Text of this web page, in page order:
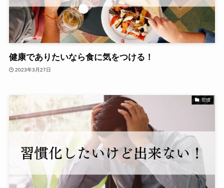
健康でありたいなら食に気をつける！
2023年3月27日
習慣